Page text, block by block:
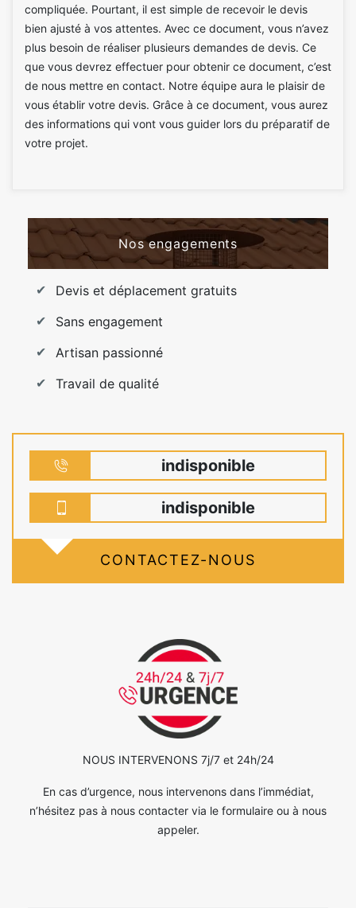
compliquée. Pourtant, il est simple de recevoir le devis
bien ajusté à vos attentes. Avec ce document, vous n’avez
plus besoin de réaliser plusieurs demandes de devis. Ce
que vous devrez effectuer pour obtenir ce document, c’est
de nous mettre en contact. Notre équipe aura le plaisir de
vous établir votre devis. Grâce à ce document, vous aurez
des informations qui vont vous guider lors du préparatif de
votre projet.
Nos engagements
Devis et déplacement gratuits
Sans engagement
Artisan passionné
Travail de qualité
indisponible
indisponible
CONTACTEZ-NOUS
NOUS INTERVENONS 7j/7 et 24h/24
En cas d’urgence, nous intervenons dans l’immédiat,
n’hésitez pas à nous contacter via le formulaire ou à nous
appeler.